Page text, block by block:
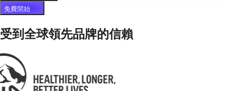
免費開始
受到全球領先品牌的信賴